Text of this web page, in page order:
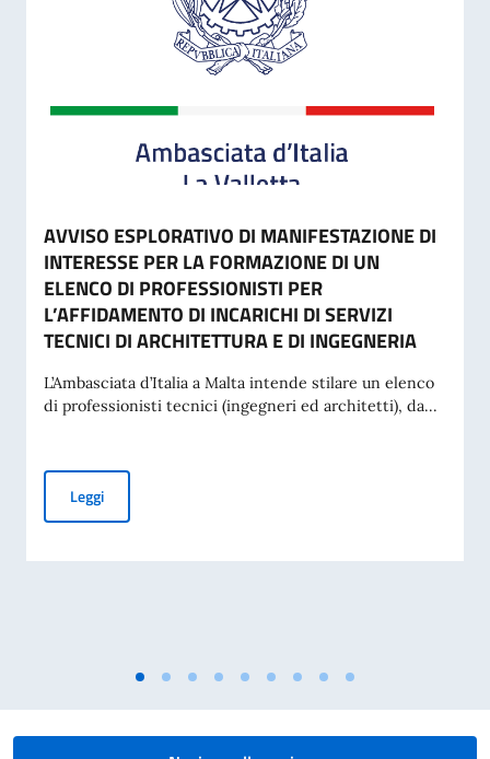
AVVISO ESPLORATIVO DI MANIFESTAZIONE DI
INTERESSE PER LA FORMAZIONE DI UN
ELENCO DI PROFESSIONISTI PER
L’AFFIDAMENTO DI INCARICHI DI SERVIZI
TECNICI DI ARCHITETTURA E DI INGEGNERIA
L’Ambasciata d’Italia a Malta intende stilare un elenco
di professionisti tecnici (ingegneri ed architetti), da...
LeggiAVVISO ESPLORATIVO DI MANIFESTAZIONE DI